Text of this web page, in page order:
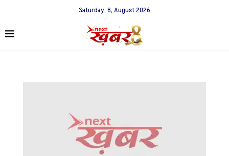
Saturday, 8, August 2026